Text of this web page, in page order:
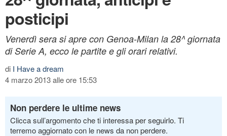
posticipi
Venerdì sera si apre con Genoa-Milan la 28^ giornata
di Serie A, ecco le partite e gli orari relativi.
di I Have a dream
4 marzo 2013 alle ore 15:53
Non perdere le ultime news
Clicca sull’argomento che ti interessa per seguirlo. Ti
terremo aggiornato con le news da non perdere.